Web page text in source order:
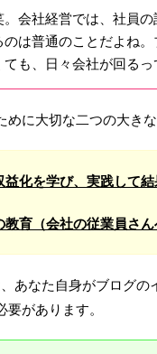
。会社経営では、社員
のは普通のことだよね
ても、日々会社が回るっ
に大切な二つの大き
化を学び、実践して結
育（会社の従業員さん
あなた自身がブログ
があります。